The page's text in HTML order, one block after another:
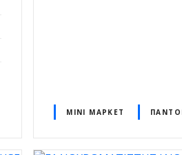
ΜΊΝΙ ΜΆΡΚΕΤ